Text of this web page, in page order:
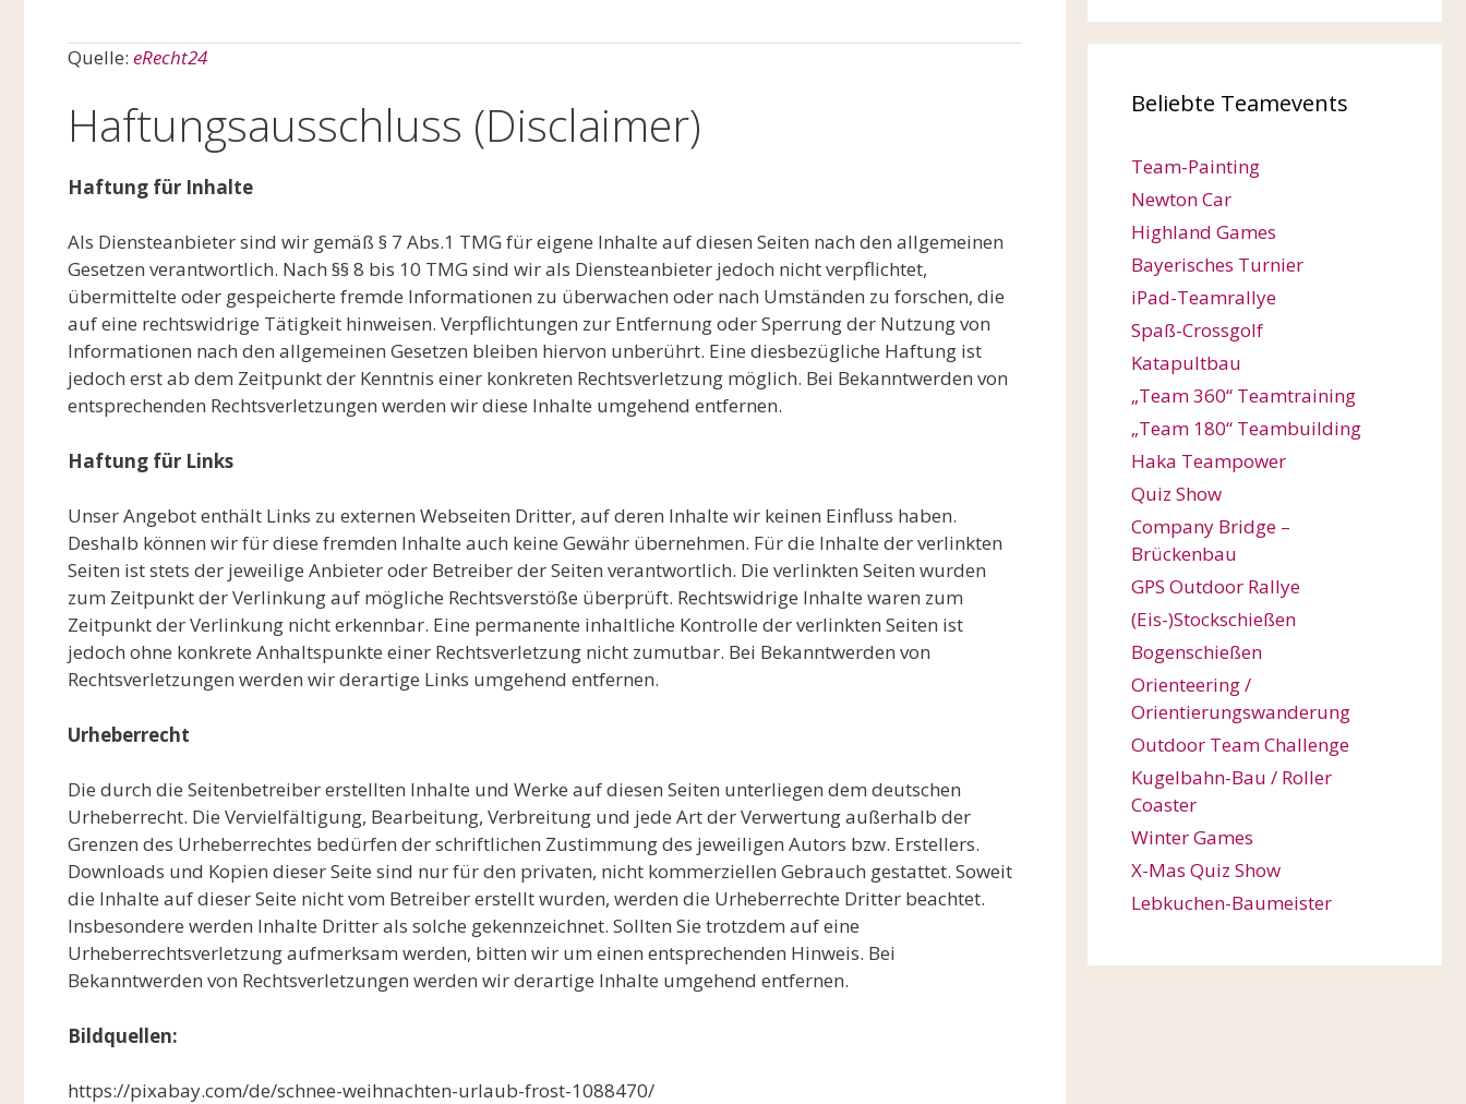
Quelle: eRecht24
Haftungsausschluss (Disclaimer)
Haftung für Inhalte
Als Diensteanbieter sind wir gemäß § 7 Abs.1 TMG für eigene Inhalte auf diesen Seiten nach den allgemeinen
Gesetzen verantwortlich. Nach §§ 8 bis 10 TMG sind wir als Diensteanbieter jedoch nicht verpflichtet,
übermittelte oder gespeicherte fremde Informationen zu überwachen oder nach Umständen zu forschen, die
auf eine rechtswidrige Tätigkeit hinweisen. Verpflichtungen zur Entfernung oder Sperrung der Nutzung von
Informationen nach den allgemeinen Gesetzen bleiben hiervon unberührt. Eine diesbezügliche Haftung ist
jedoch erst ab dem Zeitpunkt der Kenntnis einer konkreten Rechtsverletzung möglich. Bei Bekanntwerden von
entsprechenden Rechtsverletzungen werden wir diese Inhalte umgehend entfernen.
Haftung für Links
Unser Angebot enthält Links zu externen Webseiten Dritter, auf deren Inhalte wir keinen Einfluss haben.
Deshalb können wir für diese fremden Inhalte auch keine Gewähr übernehmen. Für die Inhalte der verlinkten
Seiten ist stets der jeweilige Anbieter oder Betreiber der Seiten verantwortlich. Die verlinkten Seiten wurden
zum Zeitpunkt der Verlinkung auf mögliche Rechtsverstöße überprüft. Rechtswidrige Inhalte waren zum
Zeitpunkt der Verlinkung nicht erkennbar. Eine permanente inhaltliche Kontrolle der verlinkten Seiten ist
jedoch ohne konkrete Anhaltspunkte einer Rechtsverletzung nicht zumutbar. Bei Bekanntwerden von
Rechtsverletzungen werden wir derartige Links umgehend entfernen.
Urheberrecht
Die durch die Seitenbetreiber erstellten Inhalte und Werke auf diesen Seiten unterliegen dem deutschen
Urheberrecht. Die Vervielfältigung, Bearbeitung, Verbreitung und jede Art der Verwertung außerhalb der
Grenzen des Urheberrechtes bedürfen der schriftlichen Zustimmung des jeweiligen Autors bzw. Erstellers.
Downloads und Kopien dieser Seite sind nur für den privaten, nicht kommerziellen Gebrauch gestattet. Soweit
die Inhalte auf dieser Seite nicht vom Betreiber erstellt wurden, werden die Urheberrechte Dritter beachtet.
Insbesondere werden Inhalte Dritter als solche gekennzeichnet. Sollten Sie trotzdem auf eine
Urheberrechtsverletzung aufmerksam werden, bitten wir um einen entsprechenden Hinweis. Bei
Bekanntwerden von Rechtsverletzungen werden wir derartige Inhalte umgehend entfernen.
Bildquellen:
https://pixabay.com/de/schnee-weihnachten-urlaub-frost-1088470/
Beliebte Teamevents
Team-Painting
Newton Car
Highland Games
Bayerisches Turnier
iPad-Teamrallye
Spaß-Crossgolf
Katapultbau
„Team 360“ Teamtraining
„Team 180“ Teambuilding
Haka Teampower
Quiz Show
Company Bridge –
Brückenbau
GPS Outdoor Rallye
(Eis-)Stockschießen
Bogenschießen
Orienteering /
Orientierungswanderung
Outdoor Team Challenge
Kugelbahn-Bau / Roller
Coaster
Winter Games
X-Mas Quiz Show
Lebkuchen-Baumeister